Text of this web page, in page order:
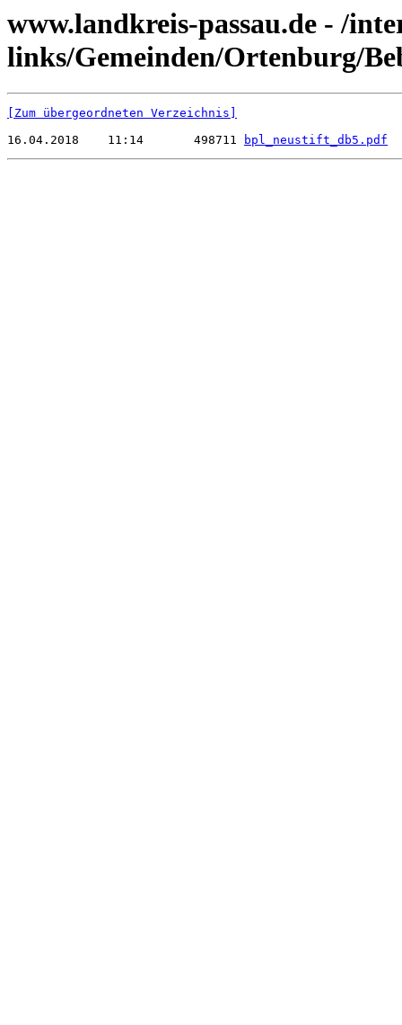
www.landkreis-passau.de - /
links/Gemeinden/Ortenburg/
[Zum übergeordneten Verzeichnis]
16.04.2018    11:14       498711
bpl_neustift_db5.pdf